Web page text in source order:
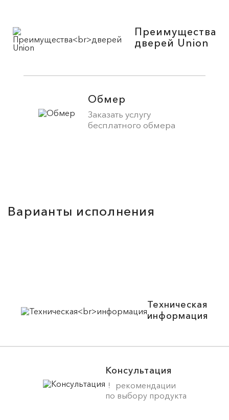
Преимущества
дверей Union
Обмер
Заказать услугу
бесплатного обмера
Варианты исполнения
Техническая
информация
Консультация
рекомендации
по выбору продукта